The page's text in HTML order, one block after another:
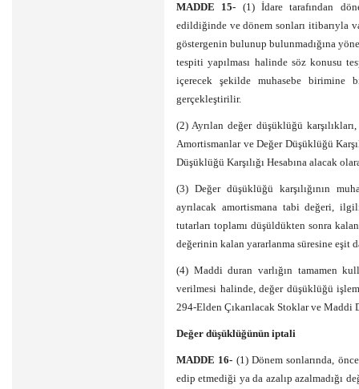
MADDE 15- (1) İdare tarafından
edildiğinde ve dönem sonları itibarıyla
göstergenin bulunup bulunmadığına
tespiti yapılması halinde söz konusu
içerecek şekilde muhasebe birimine
gerçekleştirilir.
(2) Ayrılan değer düşüklüğü
Amortismanlar ve Değer Düşüklüğü
Düşüklüğü Karşılığı Hesabına alacak
(3) Değer düşüklüğü karşılığının
ayrılacak amortismana tabi değeri,
tutarları toplamı düşüldükten sonra
değerinin kalan yararlanma süresine eşit
(4) Maddi duran varlığın tamamen
verilmesi halinde, değer düşüklüğü
294-Elden Çıkarılacak Stoklar ve Maddi
Değer düşüklüğünün iptali
MADDE 16- (1) Dönem sonlarında,
edip etmediği ya da azalıp azalmadığı